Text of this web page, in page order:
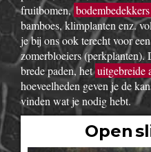
fruitbomen,bodembedekkers
bamboes, klimplanten enz.
je bij ons ook terecht voor
zomerbloeiers
brede paden, hetuitgebreide
hoeveelheden geven je de
vinden wat je nodig hebt.
Open